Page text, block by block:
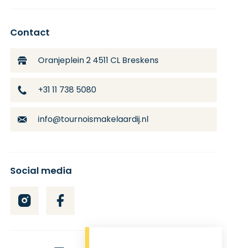
Contact
Oranjeplein 24511 CL Breskens
+31 11 738 5080
info@tournoismakelaardij.nl
Social media